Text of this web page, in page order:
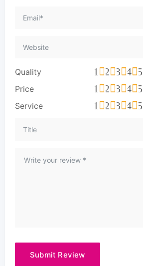
Quality 5
4
3
2
1
Price 5
4
3
2
1
Service 5
4
3
2
1